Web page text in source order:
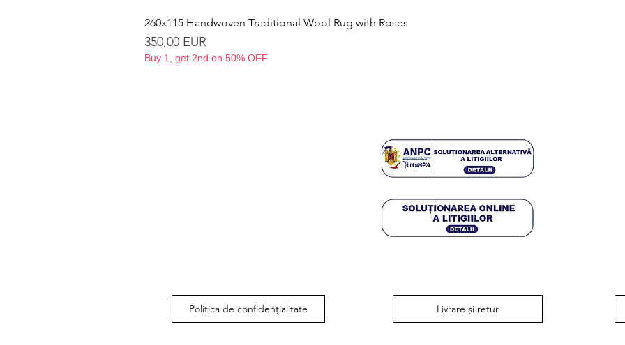
260x115 Handwoven Traditional Wool Rug with Roses
Preț
350,00 EUR
Buy 1, get 2nd on 50% OFF
Politica de confidențialitate Livrare și retur